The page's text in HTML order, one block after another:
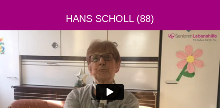
HANS SCHOLL (88)